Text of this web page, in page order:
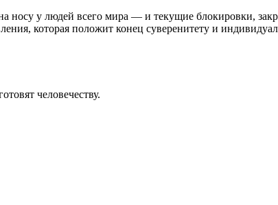
носу у людей всего мира — и текущие блокировки,
которая положит конец суверенитету и
человечеству.